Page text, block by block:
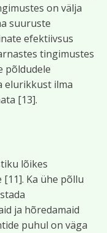
on välja
suuruste
efektiivsus
tingimustes
põldudele
elurikkust ilma
[13].
lõikes
Ka ühe põllu
ja hõredamaid
puhul on väga